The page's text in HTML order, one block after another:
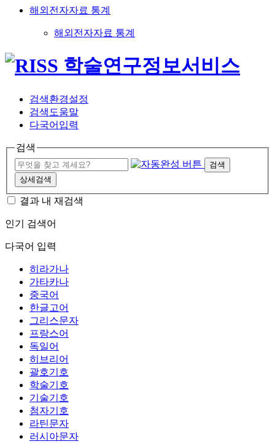
해외전자자료 통계
해외전자자료 통계
검색환경설정
검색도움말
다국어입력
검색
검색
상세검색
결과 내 재검색
인기 검색어
다국어 입력
히라가나
가타카나
중국어
한글고어
그리스문자
프랑스어
독일어
히브리어
괄호기호
학술기호
기술기호
첨자기호
라틴문자
러시아문자